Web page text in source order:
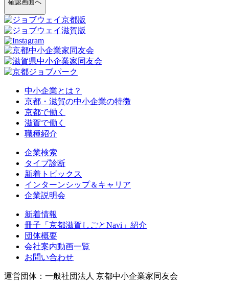
確認画面へ
中小企業とは？
京都・滋賀の中小企業の特徴
京都で働く
滋賀で働く
職種紹介
企業検索
タイプ診断
新着トピックス
インターンシップ＆キャリア
企業説明会
新着情報
冊子「京都滋賀しごとNavi」紹介
団体概要
会社案内動画一覧
お問い合わせ
運営団体：一般社団法人 京都中小企業家同友会